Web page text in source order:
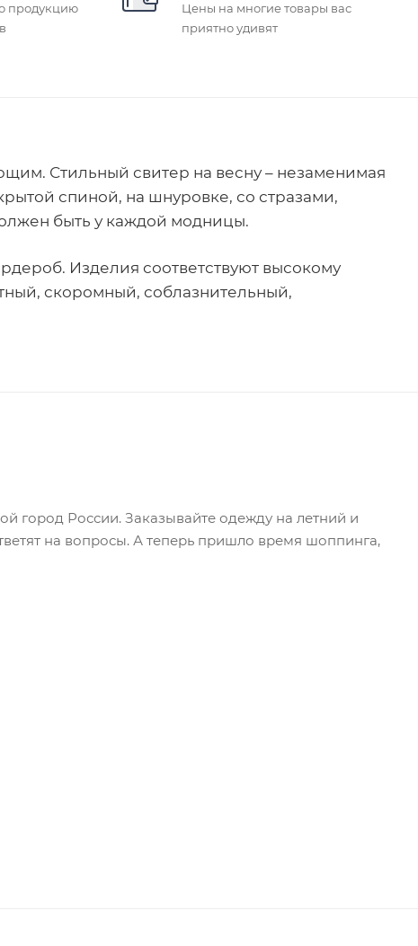
продукцию
Цены на многие товары вас
приятно удивят
Стильный свитер на весну – незаменимая
спиной, на шнуровке, со стразами,
быть у каждой модницы.
Изделия соответствуют высокому
скоромный, соблазнительный,
город России. Заказывайте одежду на летний и
на вопросы. А теперь пришло время шоппинга,